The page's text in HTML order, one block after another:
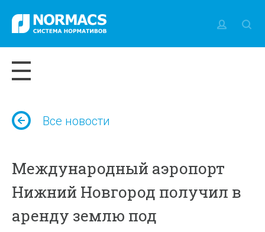
Все новости
Международный аэропорт
Нижний Новгород получил в
аренду землю под